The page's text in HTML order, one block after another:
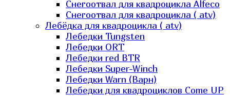
Снегоотвал для квадроцикла Alfeco
Снегоотвал для квадроцикла ( atv)
Лебёдка для квадроцикла ( atv)
Лебедки Tungsten
Лебедки ORT
Лебедки red BTR
Лебедки Super-Winch
Лебедки Warn (Варн)
Лебедки для квадроциклов Come UP